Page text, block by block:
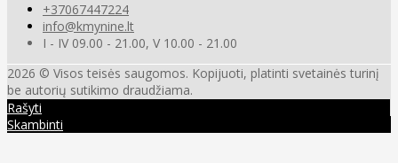
+37067447224
info@kmynine.lt
I - IV 09.00 - 21.00, V 10.00 - 21.00
2026 © Visos teisės saugomos. Kopijuoti, platinti svetainės turinį
be autorių sutikimo draudžiama.
Rašyti
Skambinti